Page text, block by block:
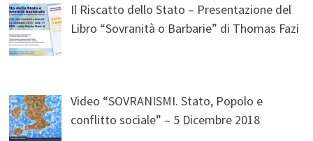
Il Riscatto dello Stato – Presentazione del
Libro “Sovranità o Barbarie” di Thomas Fazi
Video “SOVRANISMI. Stato, Popolo e
conflitto sociale” – 5 Dicembre 2018